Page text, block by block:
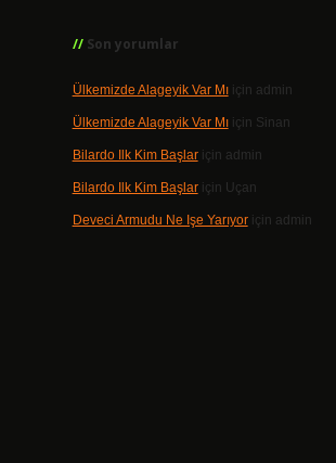
Son yorumlar
Ülkemizde Alageyik Var Mıiçin admin
Ülkemizde Alageyik Var Mıiçin Sinan
Bilardo Ilk Kim Başlariçin admin
Bilardo Ilk Kim Başlariçin Uçan
Deveci Armudu Ne Işe Yarıyoriçin admin